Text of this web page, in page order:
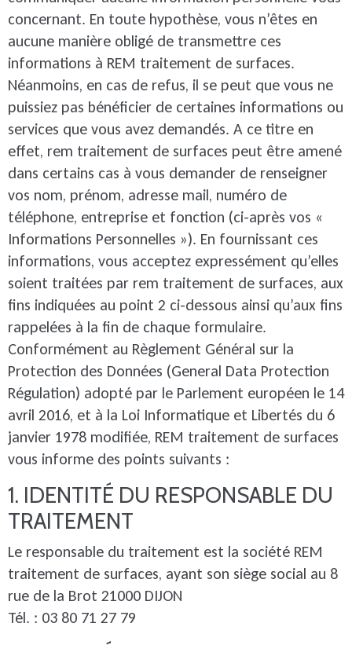
concernant. En toute hypothèse, vous n’êtes en
aucune manière obligé de transmettre ces
informations à REM traitement de surfaces.
Néanmoins, en cas de refus, il se peut que vous ne
puissiez pas bénéficier de certaines informations ou
services que vous avez demandés. A ce titre en
effet, rem traitement de surfaces peut être amené
dans certains cas à vous demander de renseigner
vos nom, prénom, adresse mail, numéro de
téléphone, entreprise et fonction (ci-après vos «
Informations Personnelles »). En fournissant ces
informations, vous acceptez expressément qu’elles
soient traitées par rem traitement de surfaces, aux
fins indiquées au point 2 ci-dessous ainsi qu’aux fins
rappelées à la fin de chaque formulaire.
Conformément au Règlement Général sur la
Protection des Données (General Data Protection
Régulation) adopté par le Parlement européen le 14
avril 2016, et à la Loi Informatique et Libertés du 6
janvier 1978 modifiée, REM traitement de surfaces
vous informe des points suivants :
1. IDENTITÉ DU RESPONSABLE DU
TRAITEMENT
Le responsable du traitement est la société REM
traitement de surfaces, ayant son siège social au 8
rue de la Brot 21000 DIJON
Tél. : 03 80 71 27 79